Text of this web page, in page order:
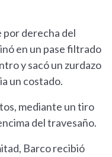
por derecha del
en un pase filtrado
y sacó un zurdazo
un costado.
mediante un tiro
del travesaño.
Barco recibió